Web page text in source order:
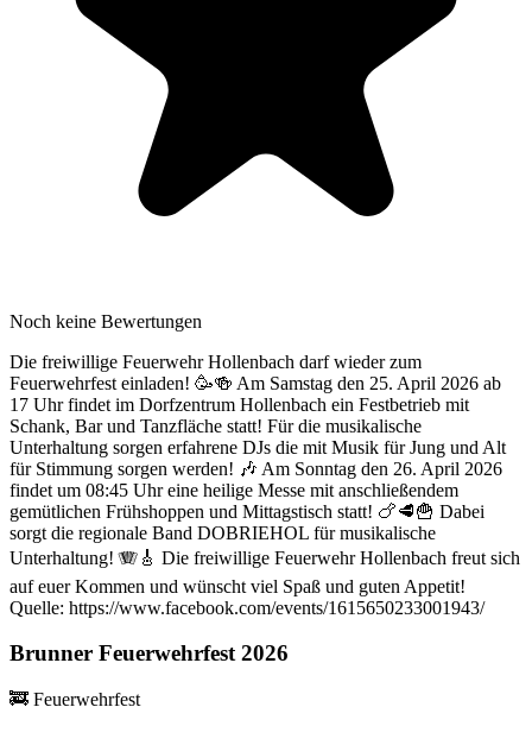
Noch keine Bewertungen
Die freiwillige Feuerwehr Hollenbach darf wieder zum
Feuerwehrfest einladen! 🥳🍻 Am Samstag den 25. April 2026 ab
17 Uhr findet im Dorfzentrum Hollenbach ein Festbetrieb mit
Schank, Bar und Tanzfläche statt! Für die musikalische
Unterhaltung sorgen erfahrene DJs die mit Musik für Jung und Alt
für Stimmung sorgen werden! 🎶 Am Sonntag den 26. April 2026
findet um 08:45 Uhr eine heilige Messe mit anschließendem
gemütlichen Frühshoppen und Mittagstisch statt! 🍗🥩🍟 Dabei
sorgt die regionale Band DOBRIEHOL für musikalische
Unterhaltung! 🪗🎸 Die freiwillige Feuerwehr Hollenbach freut sich
auf euer Kommen und wünscht viel Spaß und guten Appetit!
Quelle: https://www.facebook.com/events/1615650233001943/
Brunner Feuerwehrfest 2026
🚒 Feuerwehrfest